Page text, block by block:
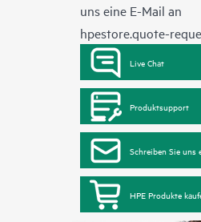
uns eine E-Mail an
hpestore.quote-
Live Chat
Produktsupport
Schreiben Sie uns
HPE Produkte